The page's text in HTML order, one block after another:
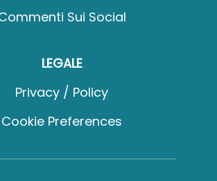
Sui Social
LEGALE
Privacy / Policy
Cookie Preferences